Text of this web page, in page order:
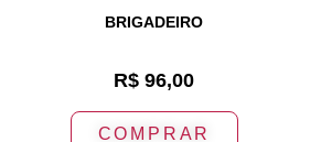
BRIGADEIRO
R$ 96,00
COMPRAR